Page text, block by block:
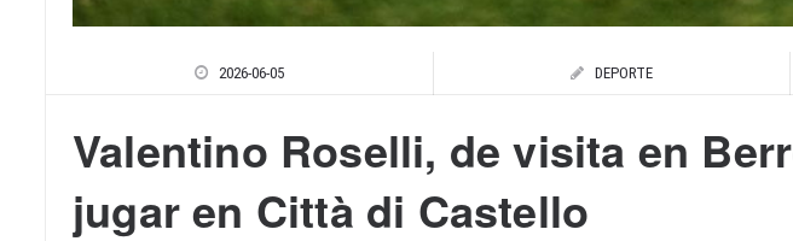
2026-06-05 DEPORTE
Valentino Roselli, de visita en
jugar en Città di Castello